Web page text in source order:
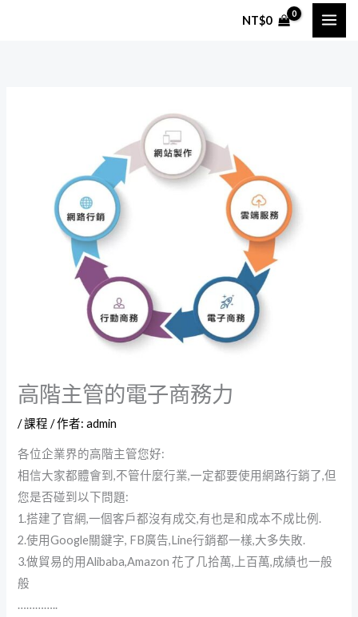
NT$0
高階主管的電子商務力
/課程 / 作者:admin
各位企業界的高階主管您好:
相信大家都體會到,不管什麼行業,一定都要使用網路行銷了,但
您是否碰到以下問題:
1.搭建了官網,一個客戶都沒有成交,有也是和成本不成比例.
2.使用Google關鍵字, FB廣告,Line行銷都一樣,大多失敗.
3.做貿易的用Alibaba,Amazon 花了几拾萬,上百萬,成績也一般
般
…………..